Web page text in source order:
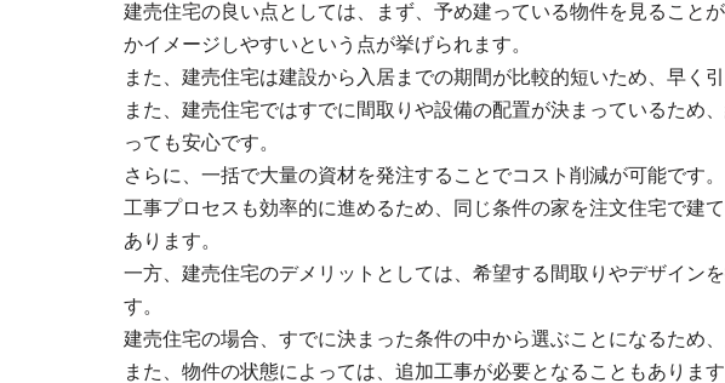
建売住宅の良い点としては、まず、予め建っている物件を見ること
かイメージしやすいという点が挙げられます。
また、建売住宅は建設から入居までの期間が比較的短いため、早く
また、建売住宅ではすでに間取りや設備の配置が決まっているため
っても安心です。
さらに、一括で大量の資材を発注することでコスト削減が可能です。
工事プロセスも効率的に進めるため、同じ条件の家を注文住宅で建
あります。
一方、建売住宅のデメリットとしては、希望する間取りやデザイン
す。
建売住宅の場合、すでに決まった条件の中から選ぶことになるため
また、物件の状態によっては、追加工事が必要となることもあります